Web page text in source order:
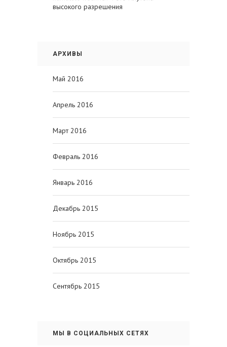
высокого разрешения
АРХИВЫ
Май 2016
Апрель 2016
Март 2016
Февраль 2016
Январь 2016
Декабрь 2015
Ноябрь 2015
Октябрь 2015
Сентябрь 2015
МЫ В СОЦИАЛЬНЫХ СЕТЯХ